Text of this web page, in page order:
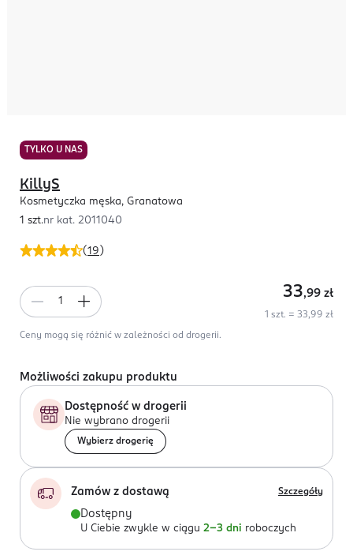
TYLKO U NAS
(19 )
KillyS
Kosmetyczka męska, Granatowa
1 szt.nr kat. 2011040
33,99 zł
1 szt. = 33,99 zł
Ceny mogą się różnić w zależności od drogerii.
Możliwości zakupu produktu
Dostępność w drogerii
Nie wybrano drogerii
Wybierz drogerię
Zamów z dostawą Szczegóły
Dostępny
U Ciebie zwykle w ciągu 2-3 dni roboczych